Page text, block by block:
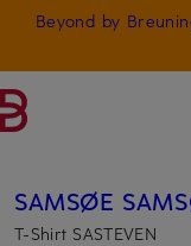
ZUM HAUPTINHALT
Beyond by
Nur in der App: -10
SAMSØE
T-Shirt SASTEVEN